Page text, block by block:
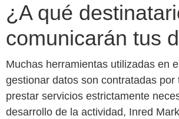
¿A qué
comunicarán tus
Muchas herramientas utilizadas en
gestionar datos son contratadas por
prestar servicios estrictamente
desarrollo de la actividad, Inred